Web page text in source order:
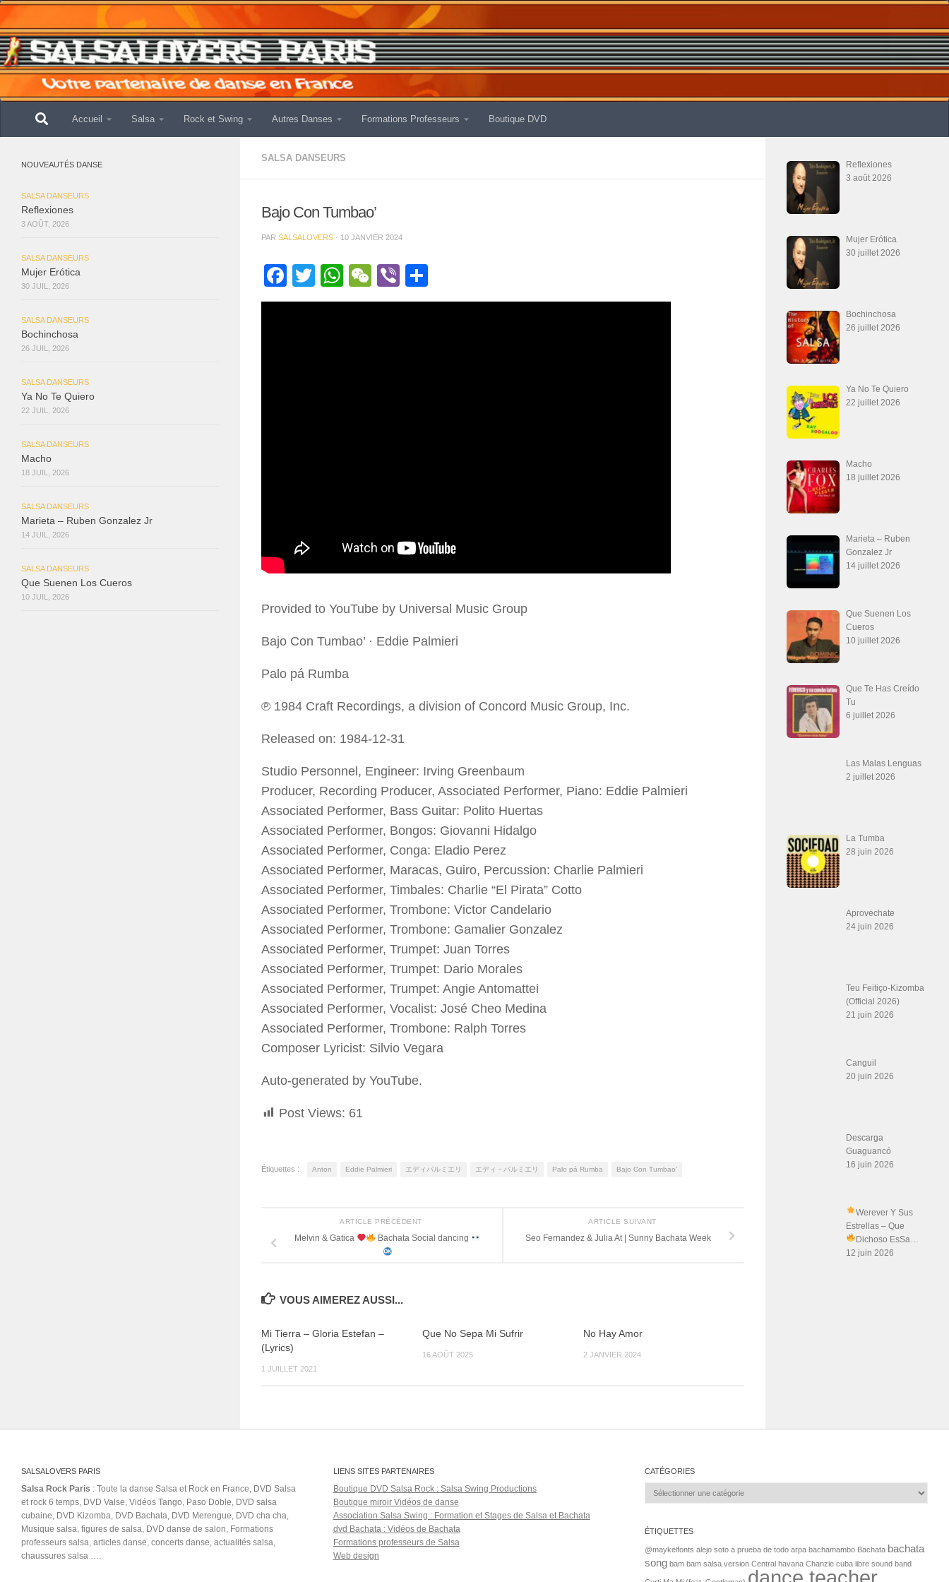
Accueil Salsa Rock et Swing Autres Danses Formations Professeurs Boutique DVD
SALSA DANSEURS
Bajo Con Tumbao’
PAR SALSALOVERS · 10 JANVIER 2024
Facebook
Twitter
WhatsApp
WeChat
Viber
Provided to YouTube by Universal Music Group
Bajo Con Tumbao’ · Eddie Palmieri
Palo pá Rumba
℗ 1984 Craft Recordings, a division of Concord Music Group, Inc.
Released on: 1984-12-31
Studio Personnel, Engineer: Irving Greenbaum
Producer, Recording Producer, Associated Performer, Piano: Eddie Palmieri
Associated Performer, Bass Guitar: Polito Huertas
Associated Performer, Bongos: Giovanni Hidalgo
Associated Performer, Conga: Eladio Perez
Associated Performer, Maracas, Guiro, Percussion: Charlie Palmieri
Associated Performer, Timbales: Charlie “El Pirata” Cotto
Associated Performer, Trombone: Victor Candelario
Associated Performer, Trombone: Gamalier Gonzalez
Associated Performer, Trumpet: Juan Torres
Associated Performer, Trumpet: Dario Morales
Associated Performer, Trumpet: Angie Antomattei
Associated Performer, Vocalist: José Cheo Medina
Associated Performer, Trombone: Ralph Torres
Composer Lyricist: Silvio Vegara
Auto-generated by YouTube.
Post Views: 61
Étiquettes : Anton Eddie Palmieri エディパルミエリ エディ・パルミエリ Palo pá Rumba Bajo Con Tumbao'
ARTICLE SUIVANT
Seo Fernandez & Julia At | Sunny Bachata Week
ARTICLE PRÉCÉDENT
Melvin & Gatica Bachata Social dancing
VOUS AIMEREZ AUSSI...
Mi Tierra – Gloria Estefan –
(Lyrics)
1 JUILLET 2021
Que No Sepa Mi Sufrir
16 AOÛT 2025
No Hay Amor
2 JANVIER 2024
NOUVEAUTÉS DANSE
SALSA DANSEURS
Reflexiones
3 AOÛT, 2026
SALSA DANSEURS
Mujer Erótica
30 JUIL, 2026
SALSA DANSEURS
Bochinchosa
26 JUIL, 2026
SALSA DANSEURS
Ya No Te Quiero
22 JUIL, 2026
SALSA DANSEURS
Macho
18 JUIL, 2026
SALSA DANSEURS
Marieta – Ruben Gonzalez Jr
14 JUIL, 2026
SALSA DANSEURS
Que Suenen Los Cueros
10 JUIL, 2026
Reflexiones
3 août 2026
Mujer Erótica
30 juillet 2026
Bochinchosa
26 juillet 2026
Ya No Te Quiero
22 juillet 2026
Macho
18 juillet 2026
Marieta – Ruben
Gonzalez Jr
14 juillet 2026
Que Suenen Los
Cueros
10 juillet 2026
Que Te Has Creído
Tu
6 juillet 2026
Las Malas Lenguas
2 juillet 2026
La Tumba
28 juin 2026
Aprovechate
24 juin 2026
Teu Feitiço-Kizomba
(Official 2026)
21 juin 2026
Canguil
20 juin 2026
Descarga
Guaguancó
16 juin 2026
Werever Y Sus
Estrellas – Que
Dichoso EsSa…
12 juin 2026
SALSALOVERS PARIS
Salsa Rock Paris : Toute la danse Salsa et Rock en France, DVD Salsa
et rock 6 temps, DVD Valse, Vidéos Tango, Paso Doble, DVD salsa
cubaine, DVD Kizomba, DVD Bachata, DVD Merengue, DVD cha cha,
Musique salsa, figures de salsa, DVD danse de salon, Formations
professeurs salsa, articles danse, concerts danse, actualités salsa,
chaussures salsa ….
LIENS SITES PARTENAIRES
Boutique DVD Salsa Rock : Salsa Swing Productions
Boutique miroir Vidéos de danse
Association Salsa Swing : Formation et Stages de Salsa et Bachata
dvd Bachata : Vidéos de Bachata
Formations professeurs de Salsa
Web design
CATÉGORIES
Catégories
ÉTIQUETTES
@maykelfonts alejo soto a prueba de todo arpa bachamambo Bachata bachata
song bam bam salsa version Central havana Chanzie cuba libre sound band